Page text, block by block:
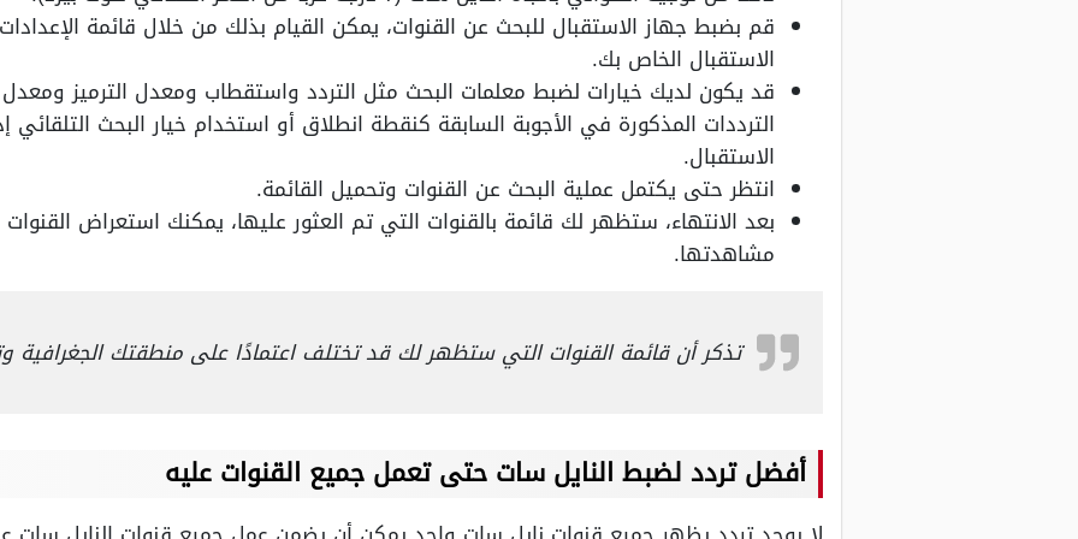
قم بضبط جهاز الاستقبال للبحث عن القنوات، يمكن القيام بذلك من خلال قائمة
الاستقبال الخاص بك.
قد يكون لديك خيارات لضبط معلمات البحث مثل التردد واستقطاب ومعدل الترميز
الترددات المذكورة في الأجوبة السابقة كنقطة انطلاق أو استخدام خيار البحث
الاستقبال.
انتظر حتى يكتمل عملية البحث عن القنوات وتحميل القائمة.
بعد الانتهاء، ستظهر لك قائمة بالقنوات التي تم العثور عليها، يمكنك استعراض
مشاهدتها.
تذكر أن قائمة القنوات التي ستظهر لك قد تختلف اعتمادًا على منطقتك الجغرافية
أفضلتردد لضبط النايل سات حتى تعمل جميع القنوات عليه